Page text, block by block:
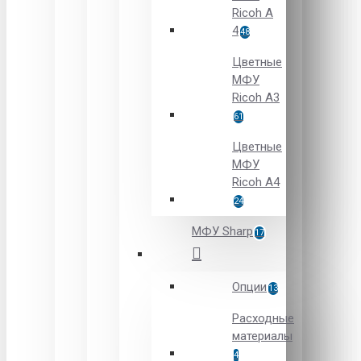
Ricoh A
448
Цветные
МФУ
Ricoh A3
61
Цветные
МФУ
Ricoh A4
24
МФУ Sharp 17
Опции 13
Расходные
материалы
4